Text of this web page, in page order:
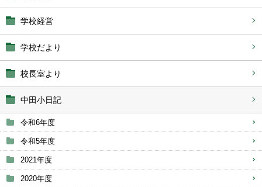
学校経営
学校だより
校長室より
中田小日記
令和6年度
令和5年度
2021年度
2020年度